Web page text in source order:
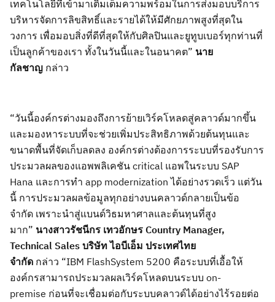
เทคโนโลยีที่เข้ามาเติมเต็มความพร้อมในการส่งมอบบริการ
บริหารจัดการลิขสิทธิ์และรายได้ให้มีศักยภาพสูงที่สุดใน
วงการ เพื่อมอบสิ่งที่ดีที่สุดให้กับศิลปินและยูทูบเบอร์ทุกท่านที่
เป็นลูกค้าของเรา ทั้งในวันนี้และในอนาคต” นาย
กัลชาญ กล่าว
“วันนี้องค์กรต่างมองถึงการย้ายเวิร์คโหลดสู่คลาวด์มากขึ้น
และมองหาระบบที่จะช่วยเพิ่มประสิทธิภาพด้วยต้นทุนและ
ขนาดพื้นที่จัดเก็บลดลง องค์กรต่างต้องการระบบที่รองรับการ
ประมวลผลของแอพพลิเคชัน critical แอพในระบบ SAP
Hana และการทำ app modernizationได้อย่างรวดเร็ว แต่วัน
นี้ การประมวลผลข้อมูลทุกอย่างบนคลาวด์กลายเป็นข้อ
จำกัด เพราะนำสู่แบนด์วิธมหาศาลและต้นทุนที่สูง
มาก” นางสาวรัชนีกร เทวอักษร Country Manager,
Technical Sales บริษัท ไอบีเอ็ม ประเทศไทย
จำกัด กล่าว “IBM FlashSystem 5200 คือระบบที่เอื้อให้
องค์กรสามารถประมวลผลเวิร์คโหลดบนระบบ on-
premise ก่อนที่จะเชื่อมต่อกับระบบคลาวด์ได้อย่างไร้รอยต่อ